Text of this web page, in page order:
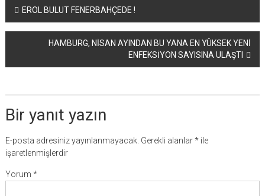
Yazı
dolaşımı
EROL BULUT FENERBAHÇEDE !
HAMBURG, NİSAN AYINDAN BU YANA EN YÜKSEK YENİ
ENFEKSİYON SAYISINA ULAŞTI
Bir yanıt yazın
E-posta adresiniz yayınlanmayacak. Gerekli alanlar*ile
işaretlenmişlerdir
Yorum *